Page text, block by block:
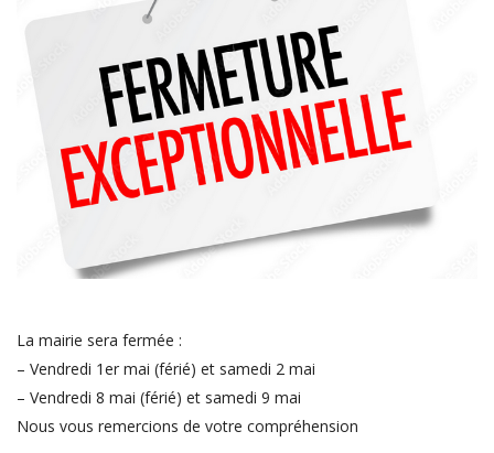
La mairie sera fermée :
– Vendredi 1er mai (férié) et samedi 2 mai
– Vendredi 8 mai (férié) et samedi 9 mai
Nous vous remercions de votre compréhension